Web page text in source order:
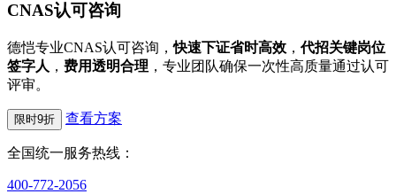
CNAS认可咨询
德恺专业CNAS认可咨询，快速下证省时高效 ，代招关键岗位
签字人 ， 费用透明合理 ，专业团队确保一次性高质量通过认可
评审。
限时9折 查看方案
全国统一服务热线：
400-772-2056